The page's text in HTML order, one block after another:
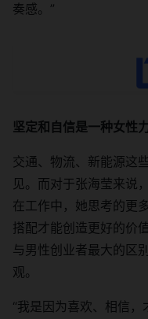
奏感。”
坚定和自信是一种女性
交通、物流、新能源这
见。而对于张海莹来说
在工作中，她思考的更
搭配才能创造更好的价
与男性创业者最大的区
观。
“我是因为喜欢、相信